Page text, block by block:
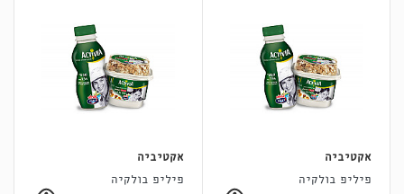
אקטיביה
פיליפ בולקיה
אקטיביה
פיליפ בולקיה